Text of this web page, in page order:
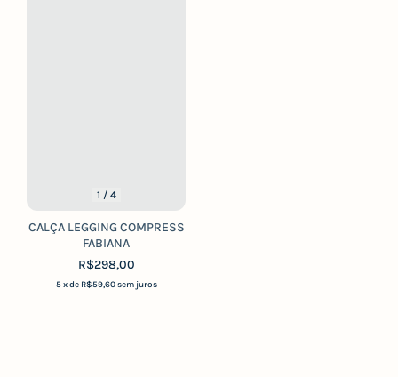
1 / 4
CALÇA LEGGING COMPRESS
FABIANA
R$298,00
5 x de R$59,60 sem juros